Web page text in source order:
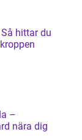
hittar du
–
nära dig